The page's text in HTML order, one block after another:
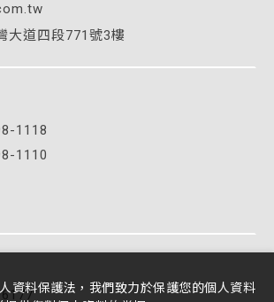
大道四段771號3樓
1118
1110
資料保護法，我們致力於保護您的個人資料